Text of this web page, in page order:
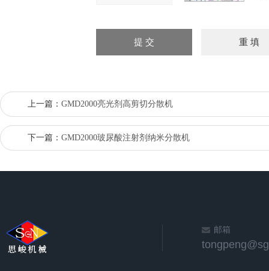
上一篇： GMD2000亮光剂高剪切分散机
下一篇： GMD2000玻尿酸注射剂纳米分散机
邮箱